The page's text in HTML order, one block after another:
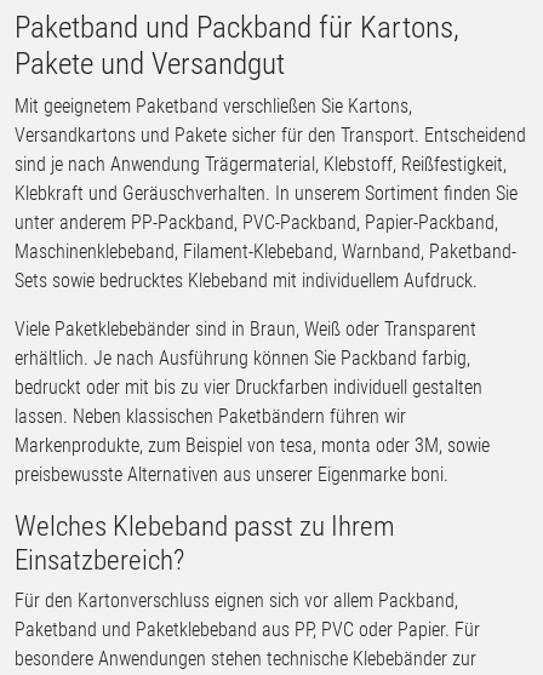
Paketband und Packband für Kartons,
Pakete und Versandgut
Mit geeignetem Paketband verschließen Sie Kartons,
Versandkartons und Pakete sicher für den Transport. Entscheidend
sind je nach Anwendung Trägermaterial, Klebstoff, Reißfestigkeit,
Klebkraft und Geräuschverhalten. In unserem Sortiment finden Sie
unter anderem PP-Packband, PVC-Packband, Papier-Packband,
Maschinenklebeband, Filament-Klebeband, Warnband, Paketband-
Sets sowie bedrucktes Klebeband mit individuellem Aufdruck.
Viele Paketklebebänder sind in Braun, Weiß oder Transparent
erhältlich. Je nach Ausführung können Sie Packband farbig,
bedruckt oder mit bis zu vier Druckfarben individuell gestalten
lassen. Neben klassischen Paketbändern führen wir
Markenprodukte, zum Beispiel von tesa, monta oder 3M, sowie
preisbewusste Alternativen aus unserer Eigenmarke boni.
Welches Klebeband passt zu Ihrem
Einsatzbereich?
Für den Kartonverschluss eignen sich vor allem Packband,
Paketband und Paketklebeband aus PP, PVC oder Papier. Für
besondere Anwendungen stehen technische Klebebänder zur